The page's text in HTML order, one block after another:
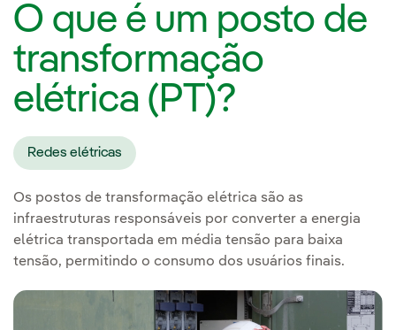
O que é um posto de
transformação
elétrica (PT)?
Redes elétricas
Os postos de transformação elétrica são as
infraestruturas responsáveis por converter a energia
elétrica transportada em média tensão para baixa
tensão, permitindo o consumo dos usuários finais.